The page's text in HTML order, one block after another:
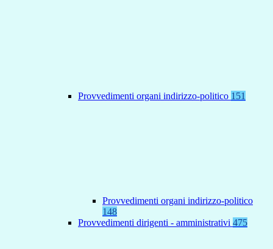
Provvedimenti organi indirizzo-politico 151
Provvedimenti organi indirizzo-politico
148
Provvedimenti dirigenti - amministrativi 475